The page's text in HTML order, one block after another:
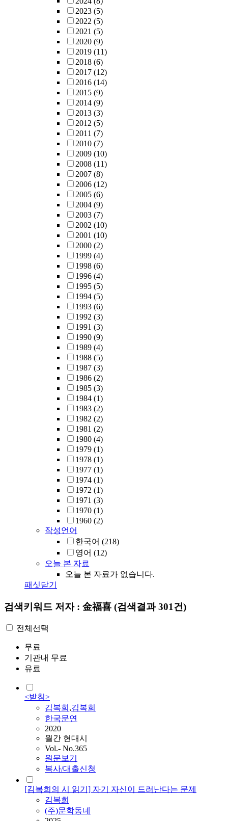
2023 (5)
2022 (5)
2021 (5)
2020 (9)
2019 (11)
2018 (6)
2017 (12)
2016 (14)
2015 (9)
2014 (9)
2013 (3)
2012 (5)
2011 (7)
2010 (7)
2009 (10)
2008 (11)
2007 (8)
2006 (12)
2005 (6)
2004 (9)
2003 (7)
2002 (10)
2001 (10)
2000 (2)
1999 (4)
1998 (6)
1996 (4)
1995 (5)
1994 (5)
1993 (6)
1992 (3)
1991 (3)
1990 (9)
1989 (4)
1988 (5)
1987 (3)
1986 (2)
1985 (3)
1984 (1)
1983 (2)
1982 (2)
1981 (2)
1980 (4)
1979 (1)
1978 (1)
1977 (1)
1974 (1)
1972 (1)
1971 (3)
1970 (1)
1960 (2)
작성언어
한국어 (218)
영어 (12)
오늘 본 자료
오늘 본 자료가 없습니다.
패싯닫기
검색키워드 저자 : 金福喜 (검색결과 301건)
전체선택
무료
기관내 무료
유료
<받침>
김복희 ,김복희
한국문연
2020
월간 현대시
Vol.- No.365
원문보기
복사/대출신청
[김복희의 시 읽기] 자기 자신이 드러난다는 문제
김복희
(주)문학동네